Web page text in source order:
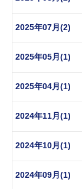
2025年07月(2)
2025年05月(1)
2025年04月(1)
2024年11月(1)
2024年10月(1)
2024年09月(1)